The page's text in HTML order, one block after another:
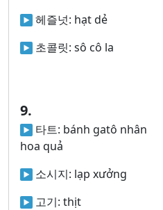
헤즐넛: hạt dẻ
초콜릿: sô cô la
9.
타트: bánh gatô nhân
hoa quả
소시지: lạp xưởng
고기: thịt